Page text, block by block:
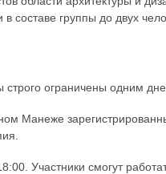
составе группы до двух
строго ограничены одним
Манеже
Участники смогут